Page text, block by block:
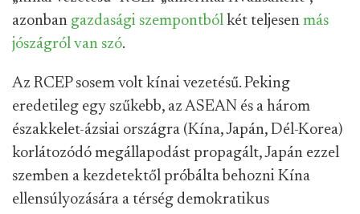
azonban gazdasági szempontból két teljesen más
jószágról van szó.
Az RCEP sosem volt kínai vezetésű. Peking
eredetileg egy szűkebb, az ASEAN és a három
északkelet-ázsiai országra (Kína, Japán, Dél-Korea)
korlátozódó megállapodást propagált, Japán ezzel
szemben a kezdetektől próbálta behozni Kína
ellensúlyozására a térség demokratikus